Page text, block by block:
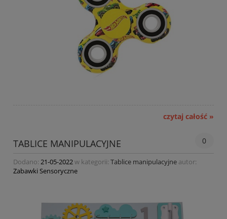
czytaj całość »
TABLICE MANIPULACYJNE 0
Dodano: 21-05-2022w kategorii: Tablice manipulacyjne autor:
Zabawki Sensoryczne